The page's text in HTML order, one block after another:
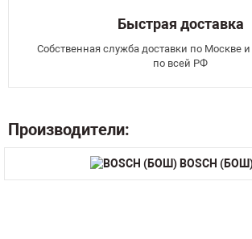
Быстрая доставка
Собственная служба доставки по Москве
по всей РФ
Производители:
BOSCH